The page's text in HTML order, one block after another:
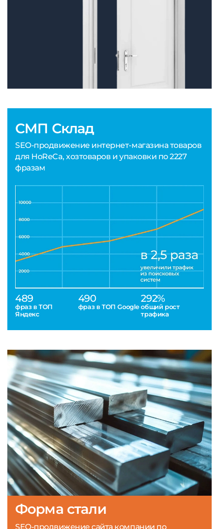
СМП Склад
SEO-продвижение интернет-магазина товаров
для HoReCa, хозтоваров и упаковки по 2227
фразам
489
фраз в ТОП
Яндекс
490
фраз в ТОП Google
292%
общий рост
трафика
Форма стали
SEO-продвижение сайта компании по